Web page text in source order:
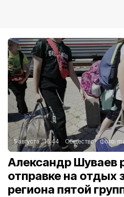
5 августа , 16:44 Общество Фото:
Александр Шуваев
отправке на отдых
региона пятой